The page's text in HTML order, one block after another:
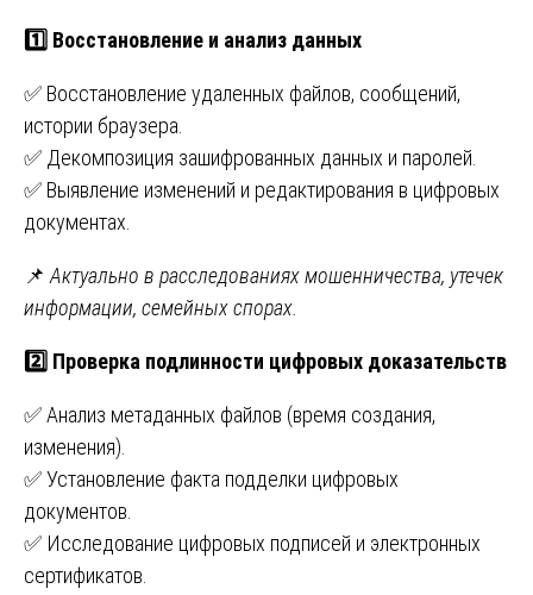
1️ Восстановление и анализ данных
✅ Восстановление удаленных файлов, сообщений,
истории браузера.
✅ Декомпозиция зашифрованных данных и паролей.
✅ Выявление изменений и редактирования в цифровых
документах.
📌 Актуально в расследованиях мошенничества, утечек
информации, семейных спорах.
2️ Проверка подлинности цифровых доказательств
✅ Анализ метаданных файлов (время создания,
изменения).
✅ Установление факта подделки цифровых
документов.
✅ Исследование цифровых подписей и электронных
сертификатов.